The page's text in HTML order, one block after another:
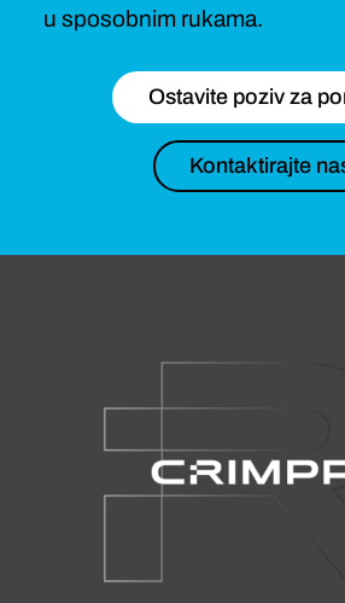
u sposobnim rukama.
Ostavite poziv za
Kontaktirajte